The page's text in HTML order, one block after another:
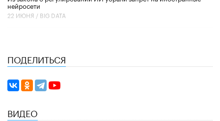
нейросети
22 ИЮНЯ / BIG DATA
ПОДЕЛИТЬСЯ
ВИДЕО